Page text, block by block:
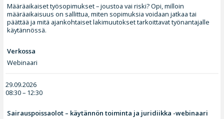
Määräaikaiset työsopimukset – joustoa vai riski? Opi, milloin
määräaikaisuus on sallittua, miten sopimuksia voidaan jatkaa tai
päättää ja mitä ajankohtaiset lakimuutokset tarkoittavat työnantajalle
käytännössä.
Verkossa
Webinaari
29.09.2026
08:30 – 12:30
Sairauspoissaolot – käytännön toiminta ja juridiikka -webinaari